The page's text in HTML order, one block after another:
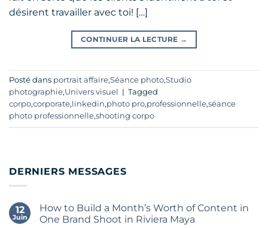
désirent travailler avec toi! […]
CONTINUER LA LECTURE →
Posté dans portrait affaire,Séance photo,Studio
photographie,Univers visuel | Tagged
corpo,corporate,linkedin,photo pro,professionnelle,séance
photo professionnelle,shooting corpo
DERNIERS MESSAGES
12
Juin
How to Build a Month’s Worth of Content in
One Brand Shoot in Riviera Maya